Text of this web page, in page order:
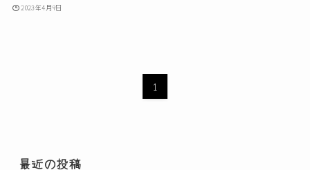
2023年4月9日
1
最近の投稿